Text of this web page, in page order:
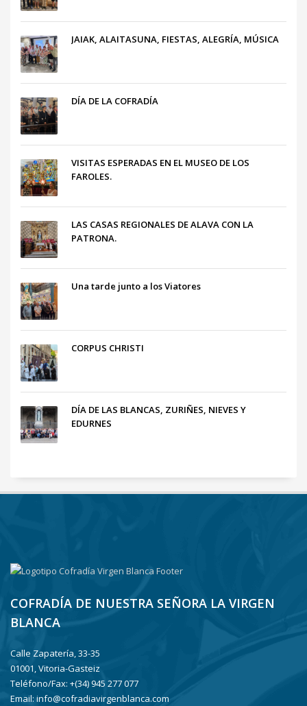
JAIAK, ALAITASUNA, FIESTAS, ALEGRÍA, MÚSICA
DÍA DE LA COFRADÍA
VISITAS ESPERADAS EN EL MUSEO DE LOS
FAROLES.
LAS CASAS REGIONALES DE ALAVA CON LA
PATRONA.
Una tarde junto a los Viatores
CORPUS CHRISTI
DÍA DE LAS BLANCAS, ZURIÑES, NIEVES Y
EDURNES
COFRADÍA DE NUESTRA SEÑORA LA VIRGEN
BLANCA
Calle Zapatería, 33-35
01001, Vitoria-Gasteiz
Teléfono/Fax: +(34) 945 277 077
Email: info@cofradiavirgenblanca.com